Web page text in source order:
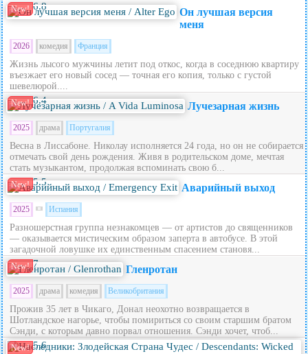
New! 6.8
Он лучшая версия
меня
2026 комедия Франция
Жизнь лысого мужчины летит под откос, когда в соседнюю квартиру
въезжает его новый сосед — точная его копия, только с густой
шевелюрой....
New! 6.4 Лучезарная жизнь
2025 драма Португалия
Весна в Лиссабоне. Николау исполняется 24 года, но он не собирается
отмечать свой день рождения. Живя в родительском доме, мечтая
стать музыкантом, продолжая вспоминать свою б...
New! 5.5 Аварийный выход
2025 Испания
Разношерстная группа незнакомцев — от артистов до священников
— оказывается мистическим образом заперта в автобусе. В этой
загадочной ловушке их единственным спасением становя...
New! 7 Гленротан
2025 драма комедия Великобритания
Прожив 35 лет в Чикаго, Донал неохотно возвращается в
Шотландское нагорье, чтобы помириться со своим старшим братом
Сэнди, с которым давно порвал отношения. Сэнди хочет, чтоб...
New! 5.6